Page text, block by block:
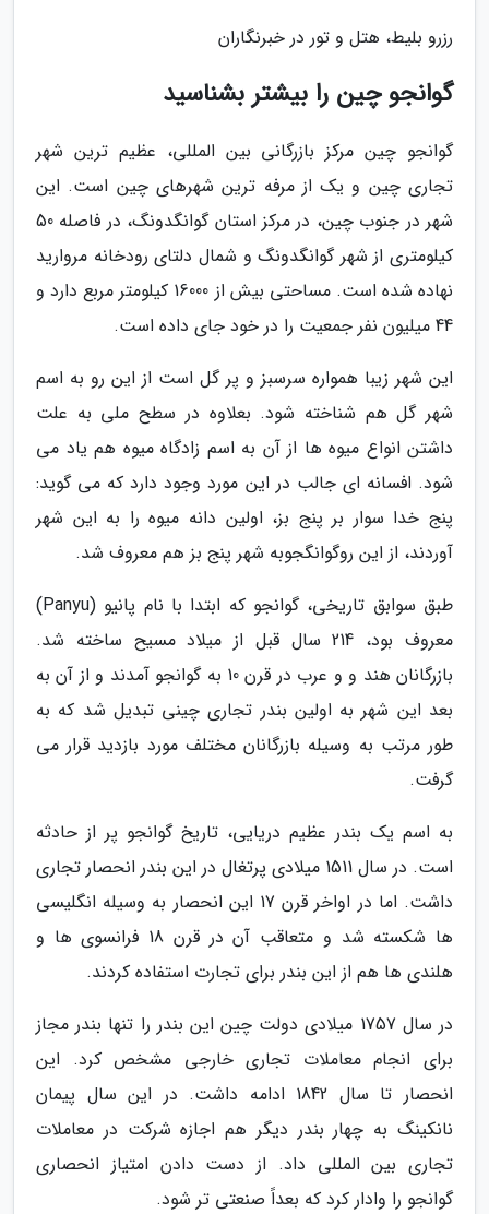
رزرو بلیط، هتل و تور در خبرنگاران
گوانجو چین را بیشتر بشناسید
گوانجو چین مرکز بازرگانی بین المللی، عظیم ترین شهر
تجاری چین و یک از مرفه ترین شهرهای چین است. این
شهر در جنوب چین، در مرکز استان گوانگدونگ، در فاصله 50
کیلومتری از شهر گوانگدونگ و شمال دلتای رودخانه مروارید
نهاده شده است. مساحتی بیش از 16000 کیلومتر مربع دارد و
44 میلیون نفر جمعیت را در خود جای داده است.
این شهر زیبا همواره سرسبز و پر گل است از این رو به اسم
شهر گل هم شناخته شود. بعلاوه در سطح ملی به علت
داشتن انواع میوه ها از آن به اسم زادگاه میوه هم یاد می
شود. افسانه ای جالب در این مورد وجود دارد که می گوید:
پنج خدا سوار بر پنج بز، اولین دانه میوه را به این شهر
آوردند، از این روگوانگجوبه شهر پنج بز هم معروف شد.
طبق سوابق تاریخی، گوانجو که ابتدا با نام پانیو (Panyu)
معروف بود، 214 سال قبل از میلاد مسیح ساخته شد.
بازرگانان هند و و عرب در قرن 10 به گوانجو آمدند و از آن به
بعد این شهر به اولین بندر تجاری چینی تبدیل شد که به
طور مرتب به وسیله بازرگانان مختلف مورد بازدید قرار می
گرفت.
به اسم یک بندر عظیم دریایی، تاریخ گوانجو پر از حادثه
است. در سال 1511 میلادی پرتغال در این بندر انحصار تجاری
داشت. اما در اواخر قرن 17 این انحصار به وسیله انگلیسی
ها شکسته شد و متعاقب آن در قرن 18 فرانسوی ها و
هلندی ها هم از این بندر برای تجارت استفاده کردند.
در سال 1757 میلادی دولت چین این بندر را تنها بندر مجاز
برای انجام معاملات تجاری خارجی مشخص کرد. این
انحصار تا سال 1842 ادامه داشت. در این سال پیمان
نانکینگ به چهار بندر دیگر هم اجازه شرکت در معاملات
تجاری بین المللی داد. از دست دادن امتیاز انحصاری
گوانجو را وادار کرد که بعداً صنعتی تر شود.